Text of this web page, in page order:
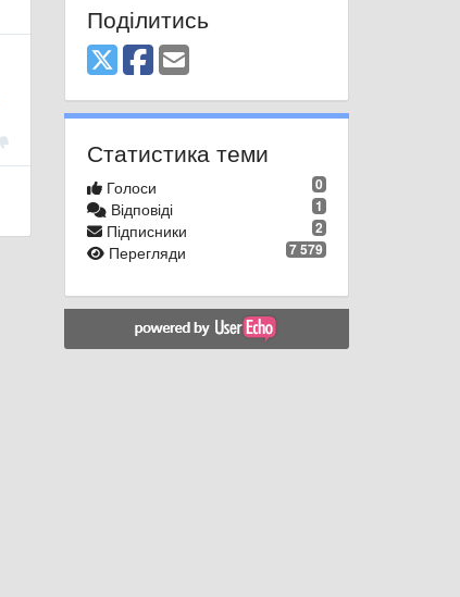
Поділитись
Статистика теми
0
Голоси
1
Відповіді
2
Підписники
7 579
Перегляди